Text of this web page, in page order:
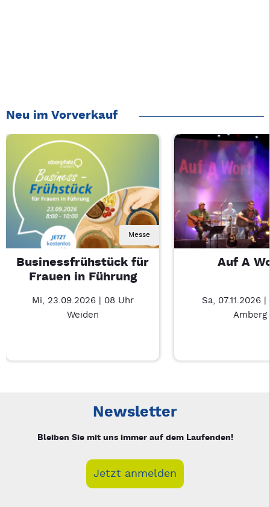
Neu im Vorverkauf
Messe
Businessfrühstück für
Frauen in Führung
Mi, 23.09.2026 | 08 Uhr
Weiden
Auf A
Sa, 07.11.2026
Amberg
Newsletter
Bleiben Sie mit uns immer auf dem Laufenden!
Jetzt anmelden